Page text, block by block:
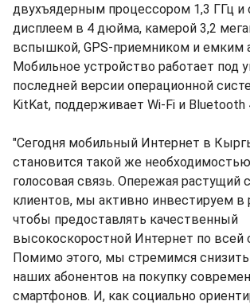
двухъядерным процессором 1,3 ГГц
дисплеем в 4 дюйма, камерой 3,2
вспышкой, GPS-приемником и емким
Мобильное устройство работает под
последней версии операционной
KitKat, поддерживает Wi-Fi и Bluetooth
"Сегодня мобильный Интернет в
становится такой же
голосовая связь. Опережая растущий
клиентов, мы активно инвестируем в
чтобы предоставлять качественный
высокоскоростной Интернет по всей
Помимо этого, мы стремимся
наших абонентов на покупку
смартфонов. И, как социально